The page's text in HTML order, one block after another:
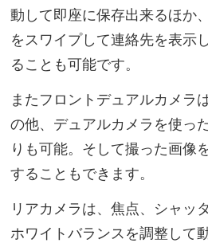
動して即座に保存出来るほか
をスワイプして連絡先を表示
ることも可能です。
またフロントデュアルカメラ
の他、デュアルカメラを使っ
りも可能。そして撮った画像
することもできます。
リアカメラは、焦点、シャッ
ホワイトバランスを調整して